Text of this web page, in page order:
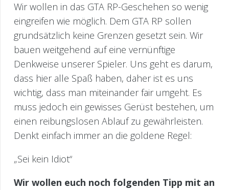
Wir wollen in das GTA RP-Geschehen so wenig
eingreifen wie möglich. Dem GTA RP sollen
grundsätzlich keine Grenzen gesetzt sein. Wir
bauen weitgehend auf eine vernünftige
Denkweise unserer Spieler. Uns geht es darum,
dass hier alle Spaß haben, daher ist es uns
wichtig, dass man miteinander fair umgeht. Es
muss jedoch ein gewisses Gerüst bestehen, um
einen reibungslosen Ablauf zu gewährleisten.
Denkt einfach immer an die goldene Regel:
„Sei kein Idiot“
Wir wollen euch noch folgenden Tipp mit an